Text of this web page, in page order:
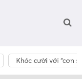
Khóc cười với “cơn